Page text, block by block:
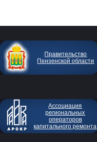
Правительство
Пензенской области
Ассоциация
региональных
операторов
капитального ремонта